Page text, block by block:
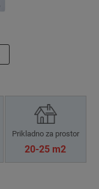
Prikladno za prostor
20-25 m2